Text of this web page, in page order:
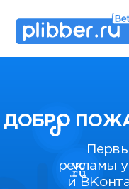
ДОБРО
рекламы
и